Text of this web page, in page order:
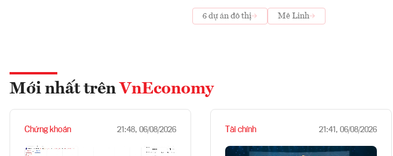
6 dự án đô thị Mê Linh
Mới nhất trên VnEconomy
Chứng khoán 21:48, 06/08/2026 Tài chính 21:41, 06/08/2026